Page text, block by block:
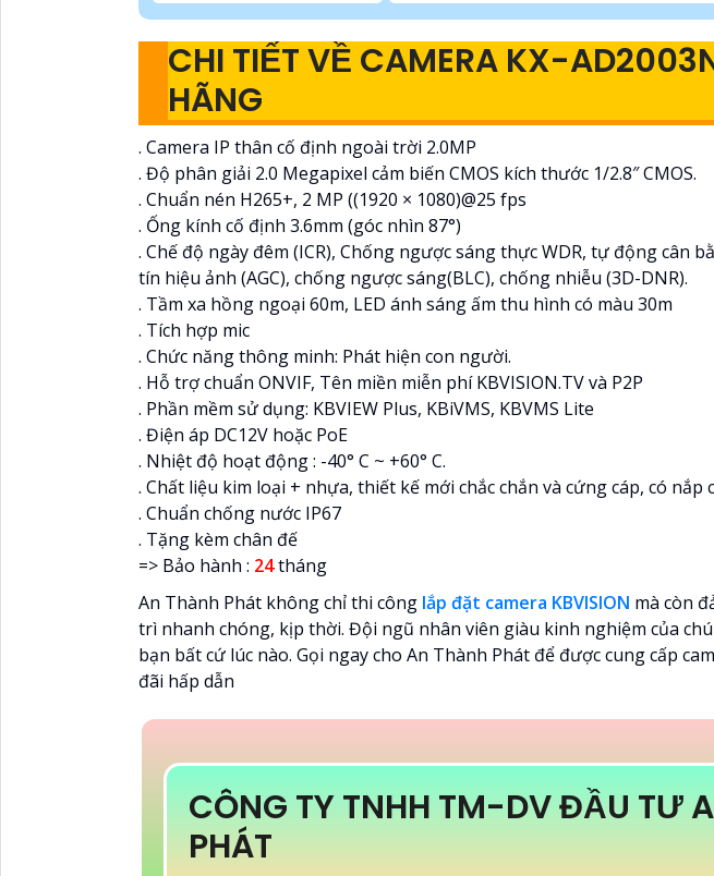
CHI TIẾT VỀ CAMERA KX-
HÃNG
. Camera IP thân cố định ngoài trời 2.0MP
. Độ phân giải 2.0 Megapixel cảm biến CMOS kích thước 1/2.8″ CMOS.
. Chuẩn nén H265+, 2 MP ((1920 × 1080)@25 fps
. Ống kính cố định 3.6mm (góc nhìn 87°)
. Chế độ ngày đêm (ICR), Chống ngược sáng thực WDR, tự động cân
tín hiệu ảnh (AGC), chống ngược sáng(BLC), chống nhiễu (3D-DNR).
. Tầm xa hồng ngoại 60m, LED ánh sáng ấm thu hình có màu 30m
. Tích hợp mic
. Chức năng thông minh: Phát hiện con người.
. Hỗ trợ chuẩn ONVIF, Tên miền miễn phí KBVISION.TV và P2P
. Phần mềm sử dụng: KBVIEW Plus, KBiVMS, KBVMS Lite
. Điện áp DC12V hoặc PoE
. Nhiệt độ hoạt động : -40° C ~ +60° C.
. Chất liệu kim loại + nhựa, thiết kế mới chắc chắn và cứng cáp, có nắp
. Chuẩn chống nước IP67
. Tặng kèm chân đế
=> Bảo hành : 24tháng
An Thành Phát không chỉ thi công lắp đặt camera KBVISION mà còn
trì nhanh chóng, kịp thời. Đội ngũ nhân viên giàu kinh nghiệm của
bạn bất cứ lúc nào. Gọi ngay cho An Thành Phát để được cung cấp
đãi hấp dẫn
CÔNG TY TNHH TM-DV ĐẦU TƯ
PHÁT